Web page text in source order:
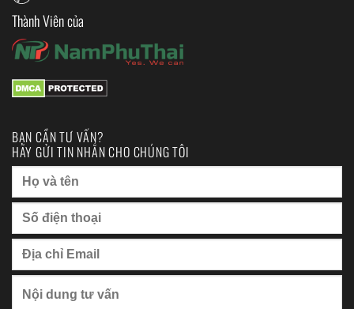
Thành Viên của
BẠN CẦN TƯ VẤN?
HÃY GỬI TIN NHẮN CHO CHÚNG TÔI